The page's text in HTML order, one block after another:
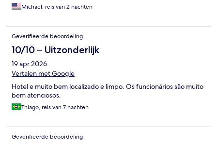
Michael, reis van 2 nachten
Geverifieerde beoordeling
10/10 – Uitzonderlijk
19 apr 2026
Vertalen met Google
Hotel e muito bem localizado e limpo. Os funcionários são muito
bem atenciosos.
Thiago, reis van 7 nachten
Geverifieerde beoordeling